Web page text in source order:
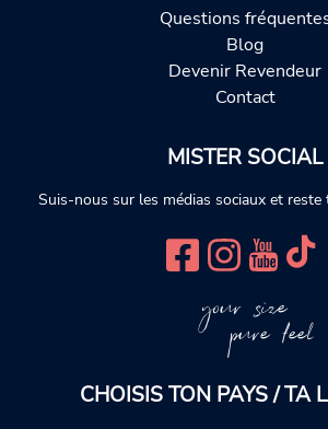
Questions
Blog
Devenir Revendeur
Contact
MISTER SOCIAL
Suis-nous sur les médias sociaux et reste
your size
pure feel
CHOISIS TON PAYS / TA